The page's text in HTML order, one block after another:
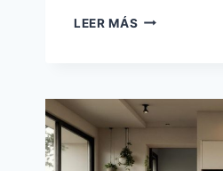
LEER MÁS REQUISITOS
FRIGORÍFICO
NUEVO